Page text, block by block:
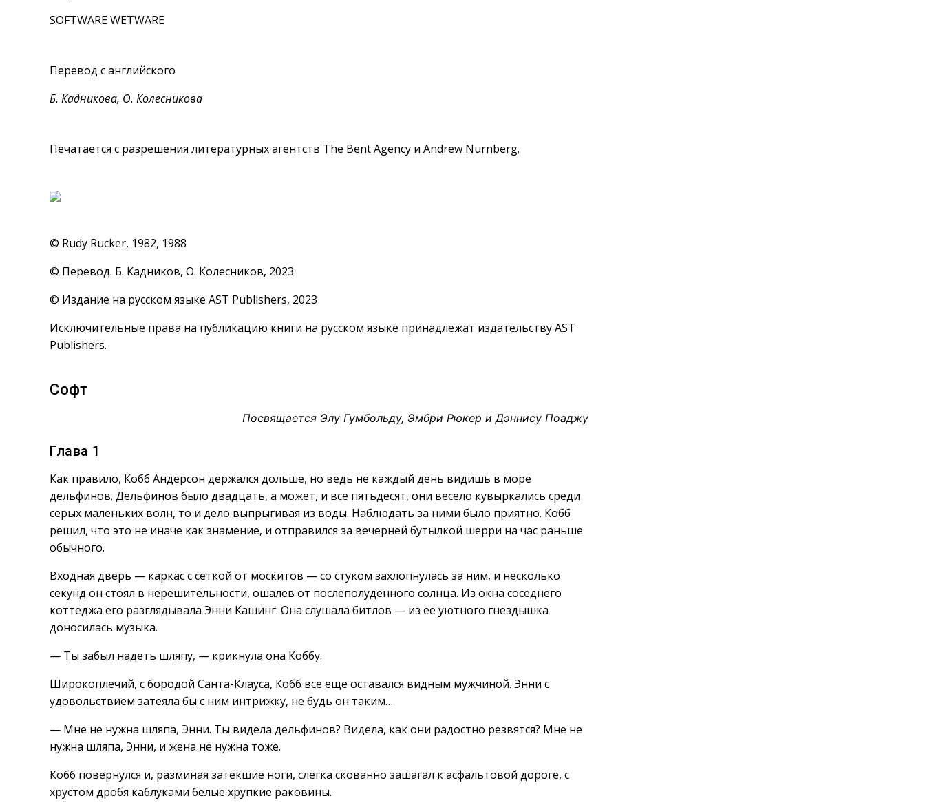
SOFTWARE WETWARE
Перевод с английского
Б. Кадникова, О. Колесникова
Печатается с разрешения литературных агентств The Bent Agency и Andrew Nurnberg.
© Rudy Rucker, 1982, 1988
© Перевод. Б. Кадников, О. Колесников, 2023
© Издание на русском языке AST Publishers, 2023
Исключительные права на публикацию книги на русском языке принадлежат издательству AST
Publishers.
Софт
Посвящается Элу Гумбольду, Эмбри Рюкер и Дэннису Поаджу
Глава 1
Как правило, Кобб Андерсон держался дольше, но ведь не каждый день видишь в море
дельфинов. Дельфинов было двадцать, а может, и все пятьдесят, они весело кувыркались среди
серых маленьких волн, то и дело выпрыгивая из воды. Наблюдать за ними было приятно. Кобб
решил, что это не иначе как знамение, и отправился за вечерней бутылкой шерри на час раньше
обычного.
Входная дверь — каркас с сеткой от москитов — со стуком захлопнулась за ним, и несколько
секунд он стоял в нерешительности, ошалев от послеполуденного солнца. Из окна соседнего
коттеджа его разглядывала Энни Кашинг. Она слушала битлов — из ее уютного гнездышка
доносилась музыка.
— Ты забыл надеть шляпу, — крикнула она Коббу.
Широкоплечий, с бородой Санта-Клауса, Кобб все еще оставался видным мужчиной. Энни с
удовольствием затеяла бы с ним интрижку, не будь он таким…
— Мне не нужна шляпа, Энни. Ты видела дельфинов? Видела, как они радостно резвятся? Мне не
нужна шляпа, Энни, и жена не нужна тоже.
Кобб повернулся и, разминая затекшие ноги, слегка скованно зашагал к асфальтовой дороге, с
хрустом дробя каблуками белые хрупкие раковины.